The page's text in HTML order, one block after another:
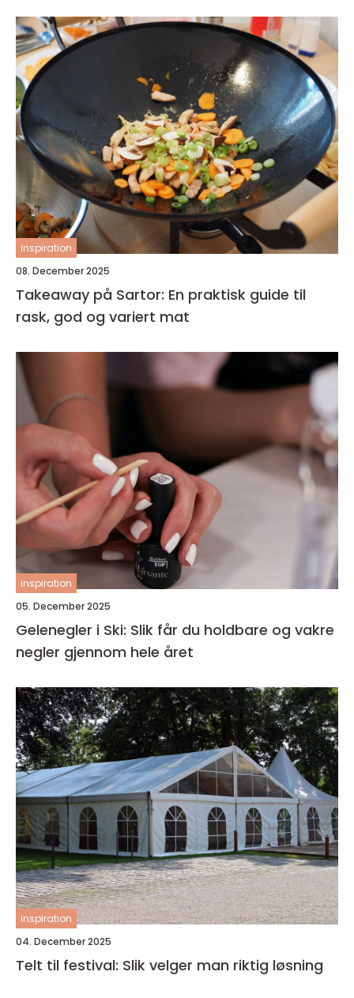
inspiration
08. December 2025
Takeaway på Sartor: En praktisk guide til
rask, god og variert mat
inspiration
05. December 2025
Gelenegler i Ski: Slik får du holdbare og vakre
negler gjennom hele året
inspiration
04. December 2025
Telt til festival: Slik velger man riktig løsning